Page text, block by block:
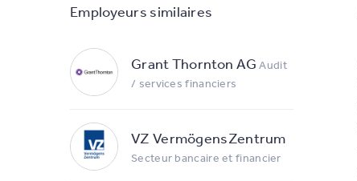
Employeurs similaires
Grant Thornton AG Audit
/ services financiers
VZ VermögensZentrum
Secteur bancaire et financier